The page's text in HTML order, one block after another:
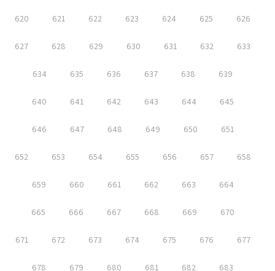
620 621 622 623 624 625 626
627 628 629 630 631 632 633
634 635 636 637 638 639
640 641 642 643 644 645
646 647 648 649 650 651
652 653 654 655 656 657 658
659 660 661 662 663 664
665 666 667 668 669 670
671 672 673 674 675 676 677
678 679 680 681 682 683